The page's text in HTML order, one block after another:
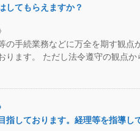
してもらえますか？
の手続業務などに万全を期す観
ります。 ただし法令遵守の観点
指しております。経理等を指導し